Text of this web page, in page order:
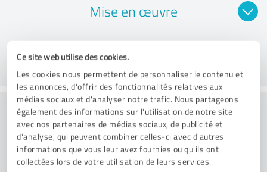
Ce site web utilise des cookies.
Les cookies nous permettent de personnaliser le contenu et
les annonces, d'offrir des fonctionnalités relatives aux
médias sociaux et d'analyser notre trafic. Nous partageons
également des informations sur l'utilisation de notre site
avec nos partenaires de médias sociaux, de publicité et
d'analyse, qui peuvent combiner celles-ci avec d'autres
informations que vous leur avez fournies ou qu'ils ont
collectées lors de votre utilisation de leurs services.
Mise en œuvre
Conseil